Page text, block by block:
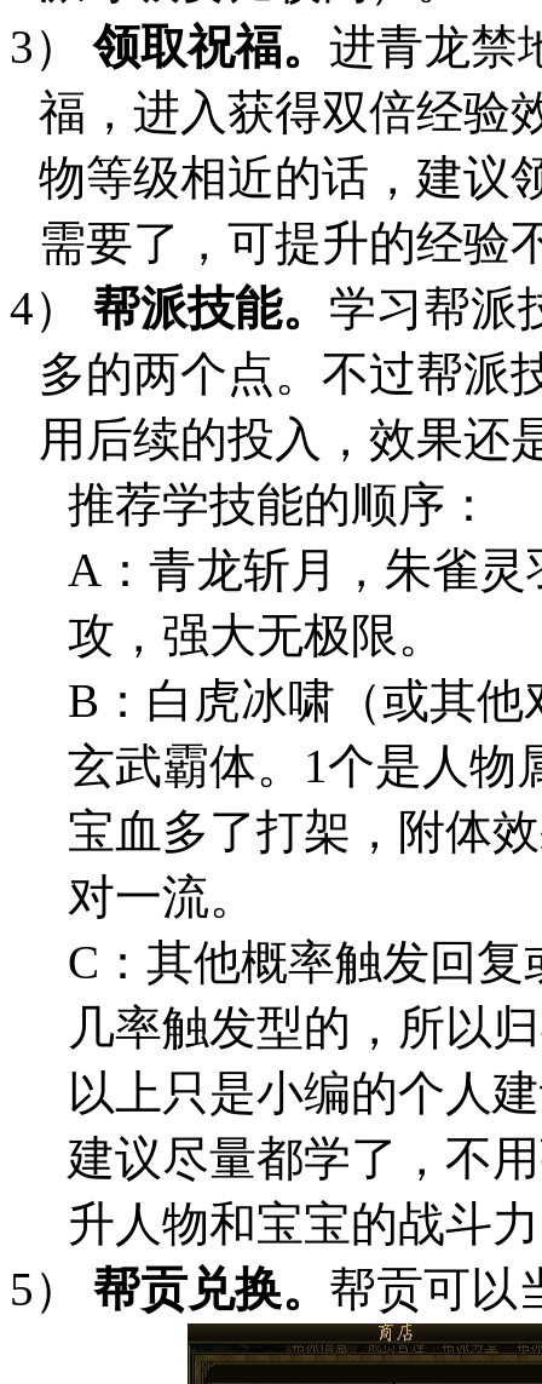
3）领取祝福。 进青龙禁
福，进入获得双倍经验
物等级相近的话，建议
需要了，可提升的经验
4） 帮派技能。 学习帮派
多的两个点。不过帮派
用后续的投入，效果还
推荐学技能的顺序：
A：青龙斩月，朱雀
攻，强大无极限。
B：白虎冰啸（或其
玄武霸体。1个是人物
宝血多了打架，附体
对一流。
C：其他概率触发回
几率触发型的，所以
以上只是小编的个人
建议尽量都学了，不
升人物和宝宝的战斗
5） 帮贡兑换。 帮贡可以